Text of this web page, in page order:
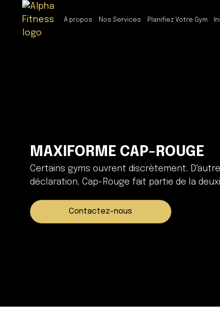
À propos Nos Services Planifiez Votre Gym
MAXIFORME CAP-ROUGE
Certains gyms ouvrent discrètement.
déclaration. Cap-Rouge fait partie de la
Contactez-nous